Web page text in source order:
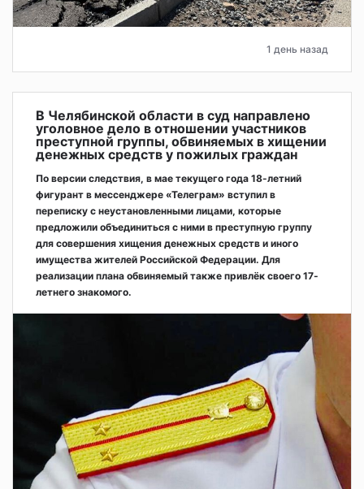
1 день назад
В Челябинской области в суд направлено
уголовное дело в отношении участников
преступной группы, обвиняемых в хищении
денежных средств у пожилых граждан
По версии следствия, в мае текущего года 18-летний
фигурант в мессенджере «Телеграм» вступил в
переписку с неустановленными лицами, которые
предложили объединиться с ними в преступную группу
для совершения хищения денежных средств и иного
имущества жителей Российской Федерации. Для
реализации плана обвиняемый также привлёк своего 17-
летнего знакомого.